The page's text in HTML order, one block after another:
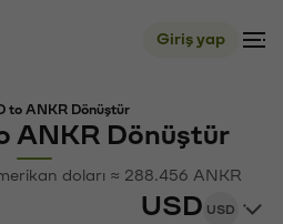
Giriş yap
to ANKR Dönüştür
ANKR Dönüştür
doları ≈ 288.456 ANKR
USD USD